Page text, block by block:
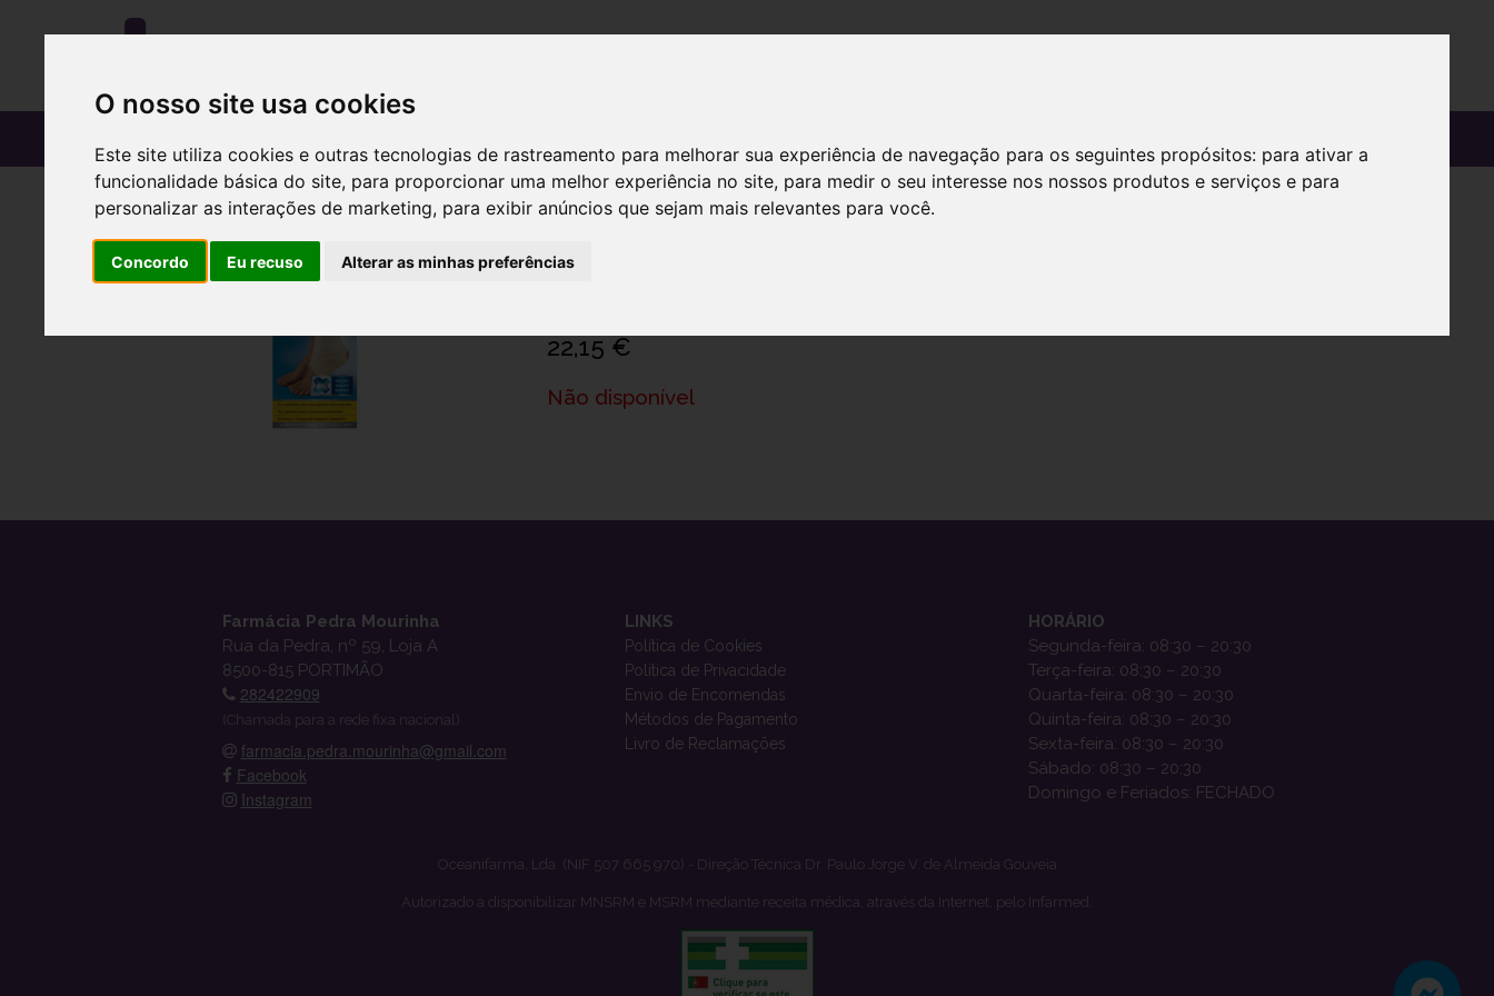
O nosso site usa cookies
Este site utiliza cookies e outras tecnologias de rastreamento para melhorar sua experiência de navegação para os seguintes propósitos: para ativar a
funcionalidade básica do site, para proporcionar uma melhor experiência no site, para medir o seu interesse nos nossos produtos e serviços e para
personalizar as interações de marketing, para exibir anúncios que sejam mais relevantes para você.
Concordo Eu recuso Alterar as minhas preferências
Futuro Tornozelo Suporte Tornoz M
Ref.: 7947952
22,15 €
Não disponível
Farmácia Pedra Mourinha
Rua da Pedra, nº 59, Loja A
8500-815 PORTIMÃO
282422909
(Chamada para a rede fixa nacional)
farmacia.pedra.mourinha@gmail.com
Facebook
Instagram
LINKS
Política de Cookies
Política de Privacidade
Envio de Encomendas
Métodos de Pagamento
Livro de Reclamações
HORÁRIO
Segunda-feira: 08:30 – 20:30
Terça-feira: 08:30 – 20:30
Quarta-feira: 08:30 – 20:30
Quinta-feira: 08:30 – 20:30
Sexta-feira: 08:30 – 20:30
Sábado: 08:30 – 20:30
Domingo e Feriados: FECHADO
Oceanifarma, Lda. (NIF 507 665 970) - Direção Técnica Dr. Paulo Jorge V. de Almeida Gouveia
Autorizado a disponibilizar MNSRM e MSRM mediante receita médica, através da Internet, pelo Infarmed.